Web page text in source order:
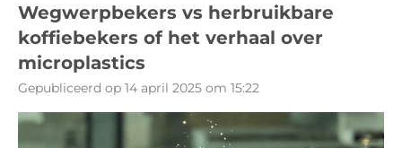
Wegwerpbekers vs herbruikbare
koffiebekers of het verhaal over
microplastics
Gepubliceerd op 14 april 2025 om 15:22